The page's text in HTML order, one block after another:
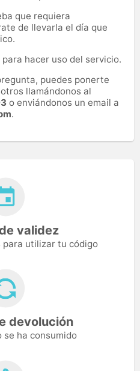
que requiera
de llevarla el día que
hacer uso del servicio.
puedes ponerte
llamándonos al
o enviándonos un email a
.
validez
para utilizar tu código
devolución
se ha consumido